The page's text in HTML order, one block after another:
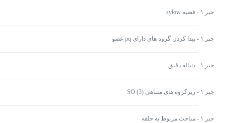
جبر ۱ - قضیه sylow
جبر ۱ - پیدا کردن گروه های دارای pq عضو
جبر ۱ - دنباله دقیق
جبر ۱ - زیرگروه های متناهی (3) SO
جبر ۱ - مباحث مربوط به حلقه